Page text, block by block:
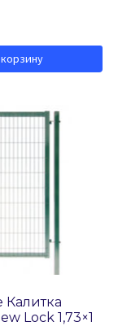
Калитка
Lock 1,73×1